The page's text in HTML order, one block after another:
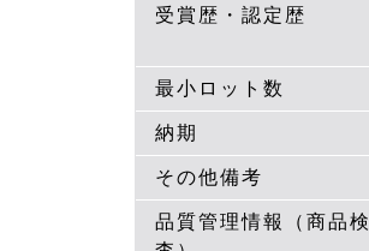
受賞歴・認定歴
最小ロット数
納期
その他備考
品質管理情報（商品検